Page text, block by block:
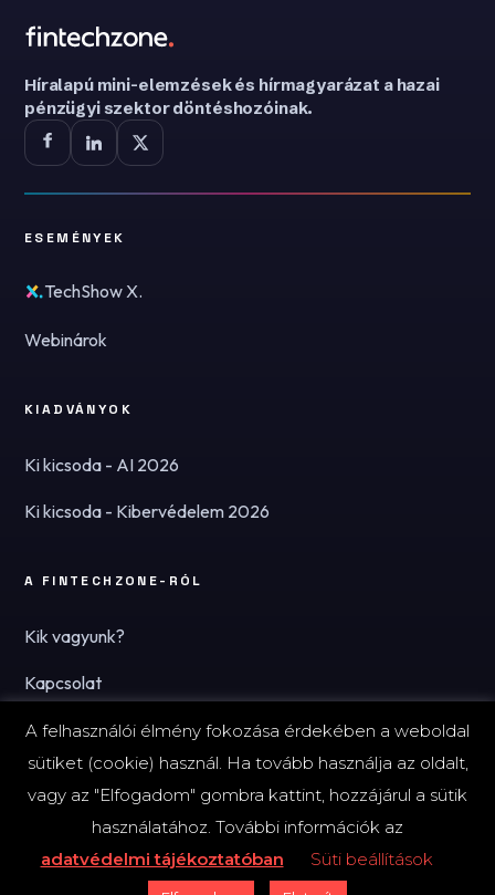
Híralapú mini-elemzések és hírmagyarázat a hazai
pénzügyi szektor döntéshozóinak.
ESEMÉNYEK
TechShow X.
Webinárok
KIADVÁNYOK
Ki kicsoda - AI 2026
Ki kicsoda - Kibervédelem 2026
A FINTECHZONE-RÓL
Kik vagyunk?
Kapcsolat
Hírlevél
© 2026 FinTechZone.hu - A FinTech Group Kft.
Adatvédelmi tájékoztató (PDF)Süti-beállítások
A felhasználói élmény fokozása érdekében a weboldal
sütiket (cookie) használ. Ha tovább használja az oldalt,
vagy az "Elfogadom" gombra kattint, hozzájárul a sütik
használatához. További információk az
adatvédelmi tájékoztatóban
Süti beállítások